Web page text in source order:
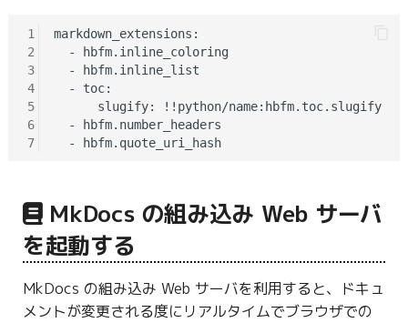
1
2
3
4
5
6
7
markdown_extensions:
  - hbfm.inline_coloring
  - hbfm.inline_list
  - toc:
      slugify: !!python/name:hbfm.toc.slugify
  - hbfm.number_headers
  - hbfm.quote_uri_hash
MkDocs の組み込み Web サーバ
を起動する
MkDocs の組み込み Web サーバを利用すると、ドキュ
メントが変更される度にリアルタイムでブラウザでの